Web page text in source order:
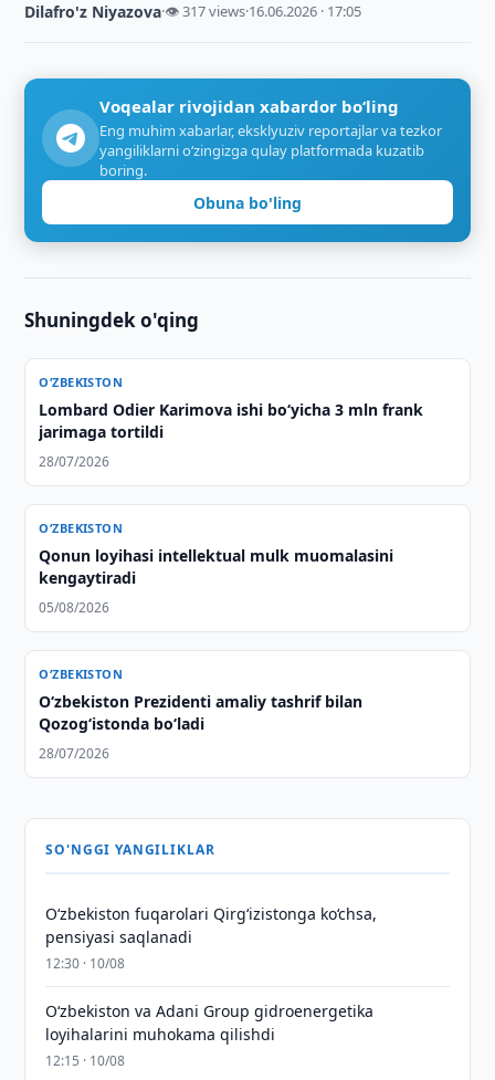
Dilafro'z Niyazova·👁 317 views·16.06.2026 · 17:05
Voqealar rivojidan xabardor bo‘ling
Eng muhim xabarlar, eksklyuziv reportajlar va tezkor
yangiliklarni o‘zingizga qulay platformada kuzatib
boring.
Obuna bo'ling
Shuningdek o'qing
O‘ZBEKISTON
Lombard Odier Karimova ishi bo‘yicha 3 mln frank
jarimaga tortildi
28/07/2026
O‘ZBEKISTON
Qonun loyihasi intellektual mulk muomalasini
kengaytiradi
05/08/2026
O‘ZBEKISTON
Oʻzbekiston Prezidenti amaliy tashrif bilan
Qozogʻistonda boʻladi
28/07/2026
SO'NGGI YANGILIKLAR
O‘zbekiston fuqarolari Qirg‘izistonga ko‘chsa,
pensiyasi saqlanadi
12:30 · 10/08
Oʻzbekiston va Adani Group gidroenergetika
loyihalarini muhokama qilishdi
12:15 · 10/08